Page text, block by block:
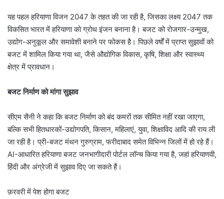
यह पहल हरियाणा विजन 2047 के तहत की जा रही है, जिसका लक्ष्य 2047 तक
विकसित भारत में हरियाणा को ग्रोथ इंजन बनाना है। बजट को रोजगार-उन्मुख,
उद्योग-अनुकूल और समावेशी बनाने पर फोकस है। पिछले वर्षों में प्राप्त सुझावों को
बजट में शामिल किया गया था, जैसे औद्योगिक विकास, कृषि, शिक्षा और स्वास्थ्य
क्षेत्र में प्रावधान।
बजट निर्माण को मांगा सुझाव
सीएम सैनी ने कहा कि बजट निर्माण को बंद कमरों तक सीमित नहीं रखा जाएगा,
बल्कि सभी हितधारकों-उद्योगपति, किसान, महिलाएं, युवा, शिक्षाविद आदि की राय ली
जा रही है। प्री-बजट मंथन गुरुग्राम, फरीदाबाद समेत विभिन्न जिलों में हो रहे हैं।
AI-आधारित हरियाणा बजट जनभागीदारी पोर्टल लॉन्च किया गया है, जहां हरियाणवी,
हिंदी और अंग्रेजी में सुझाव दिए जा सकते हैं।
फ़रवरी में पेश होगा बजट